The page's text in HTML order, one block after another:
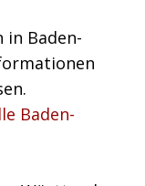
Baden-
Baden-